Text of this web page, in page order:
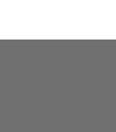
de